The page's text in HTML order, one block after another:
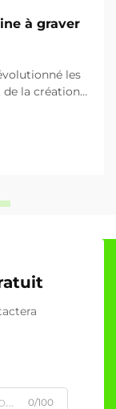
à graver
les
la création
pour créer
0/100